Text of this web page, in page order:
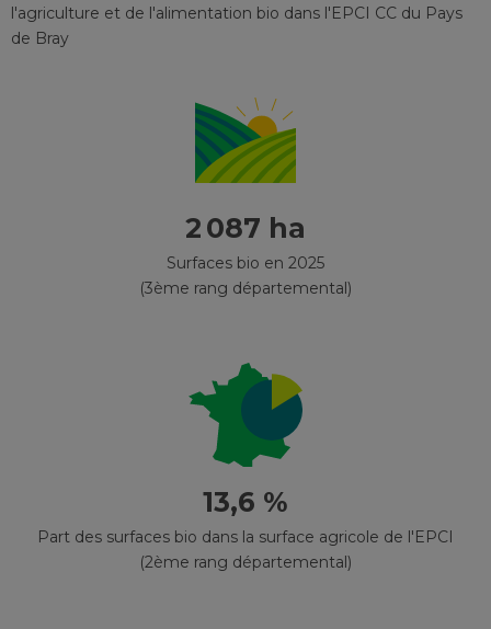
l'agriculture et de l'alimentation bio dans l'EPCI CC du Pays
de Bray
2 087 ha
Surfaces bio en 2025
(3ème rang départemental)
13,6 %
Part des surfaces bio dans la surface agricole de l'EPCI
(2ème rang départemental)